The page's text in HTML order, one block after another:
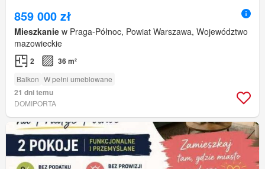
859 000 zł
Mieszkanie w Praga-Północ, Powiat Warszawa, Województwo
mazowieckie
2 36 m²
Balkon W pełni umeblowane
21 dni temu
DOMIPORTA